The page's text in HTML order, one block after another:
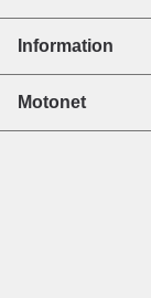
Information
Motonet